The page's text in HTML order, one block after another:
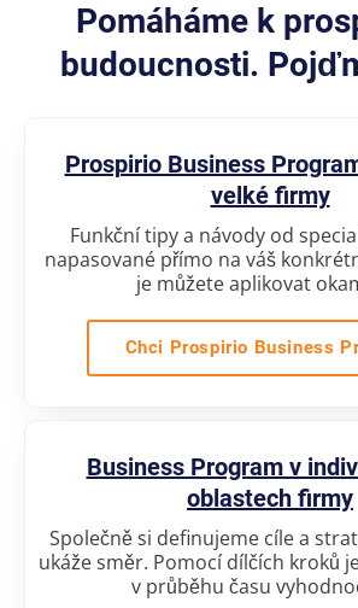
Pomáháme k
budoucnosti.
Prospirio Business
velké firmy
Funkční tipy a návody od
napasované přímo na váš
je můžete aplikovat
Chci Prospirio Business
Business Program v
oblastech firmy
Společně si definujeme cíle a
ukáže směr. Pomocí dílčích kroků
v průběhu času